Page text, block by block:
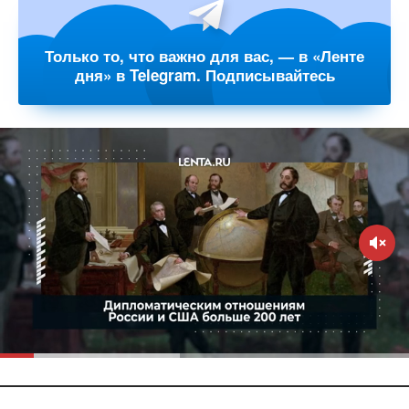
Только то, что важно для вас, — в «Ленте
дня» в Telegram. Подписывайтесь